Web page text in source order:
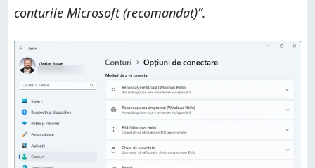
conturile Microsoft (recomandat)”.